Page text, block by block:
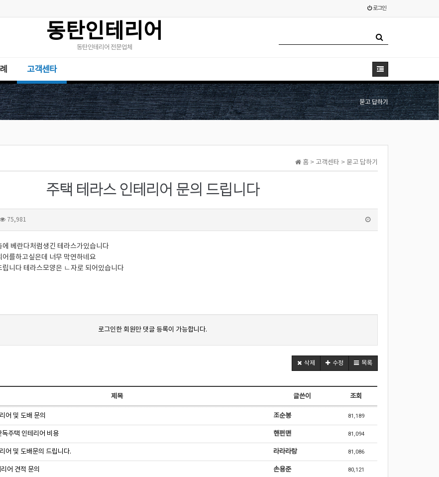
로그인
동탄인테리어
동탄인테리어 전문업체
고객센타
묻고 답하기
홈 > 고객센타 > 묻고 답하기
주택 테라스 인테리어 문의 드립니다
75,981
베란다처럼생긴 테라스가있습니다
를하고싶은데 너무 막연하네요
립니다 테라스모양은 ㄴ자로 되어있습니다
로그인한 회원만 댓글 등록이 가능합니다.
삭제 수정 목록
제목 글쓴이 조회
어 및 도배 문의 조순봉 81,189
독주택 인테리어 비용 핸펀맨 81,094
어 및 도배문의 드립니다. 라라라랑 81,086
어 견적 문의 손용준 80,121